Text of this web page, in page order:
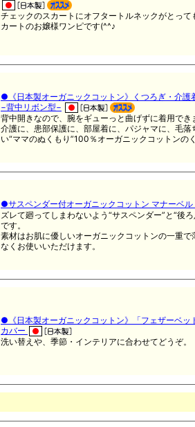
チェックのスカートにオフタートルネックがとっ
カートのお嬢様ワンピです(^^♪
●《日本製オーガニックコットン》くつろぎ・介
−背中リボン型−
背中開きなので、腕をギューっと曲げずに着用でき
介護に、患部保護に、部屋着に、パジャマに、毛
い“ママのぬくもり”100％オーガニックコットンの
●サスペンダー付オーガニックコットン マナーベル
ズレて廻ってしまわないよう“サスペンダー”と“後
です。
素材はお肌に優しいオーガニックコットンの一重
なくお使いいただけます。
●《日本製オーガニックコットン》「フェザーベッ
カバー
洗い替えや、季節・インテリアに合わせてどうぞ。